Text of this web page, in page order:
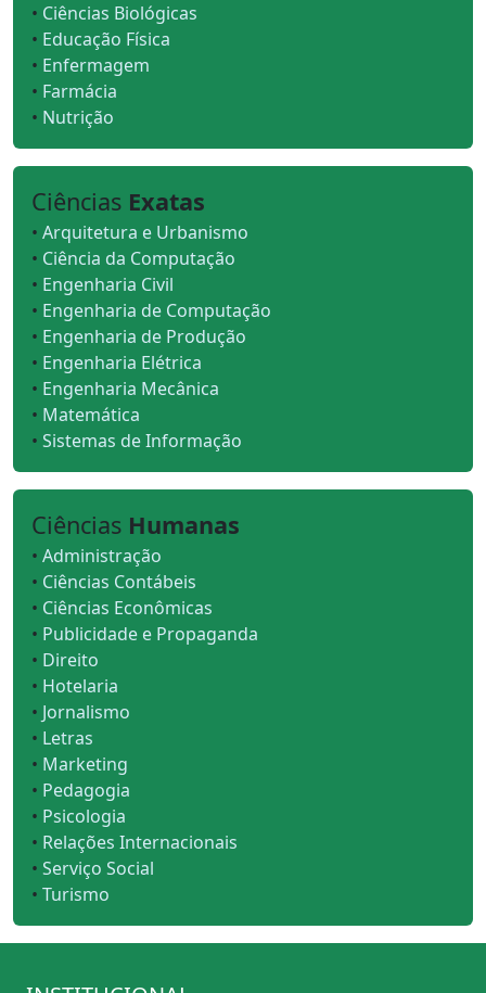
• Ciências Biológicas
• Educação Física
• Enfermagem
• Farmácia
• Nutrição
Ciências Exatas
• Arquitetura e Urbanismo
• Ciência da Computação
• Engenharia Civil
• Engenharia de Computação
• Engenharia de Produção
• Engenharia Elétrica
• Engenharia Mecânica
• Matemática
• Sistemas de Informação
Ciências Humanas
• Administração
• Ciências Contábeis
• Ciências Econômicas
• Publicidade e Propaganda
• Direito
• Hotelaria
• Jornalismo
• Letras
• Marketing
• Pedagogia
• Psicologia
• Relações Internacionais
• Serviço Social
• Turismo